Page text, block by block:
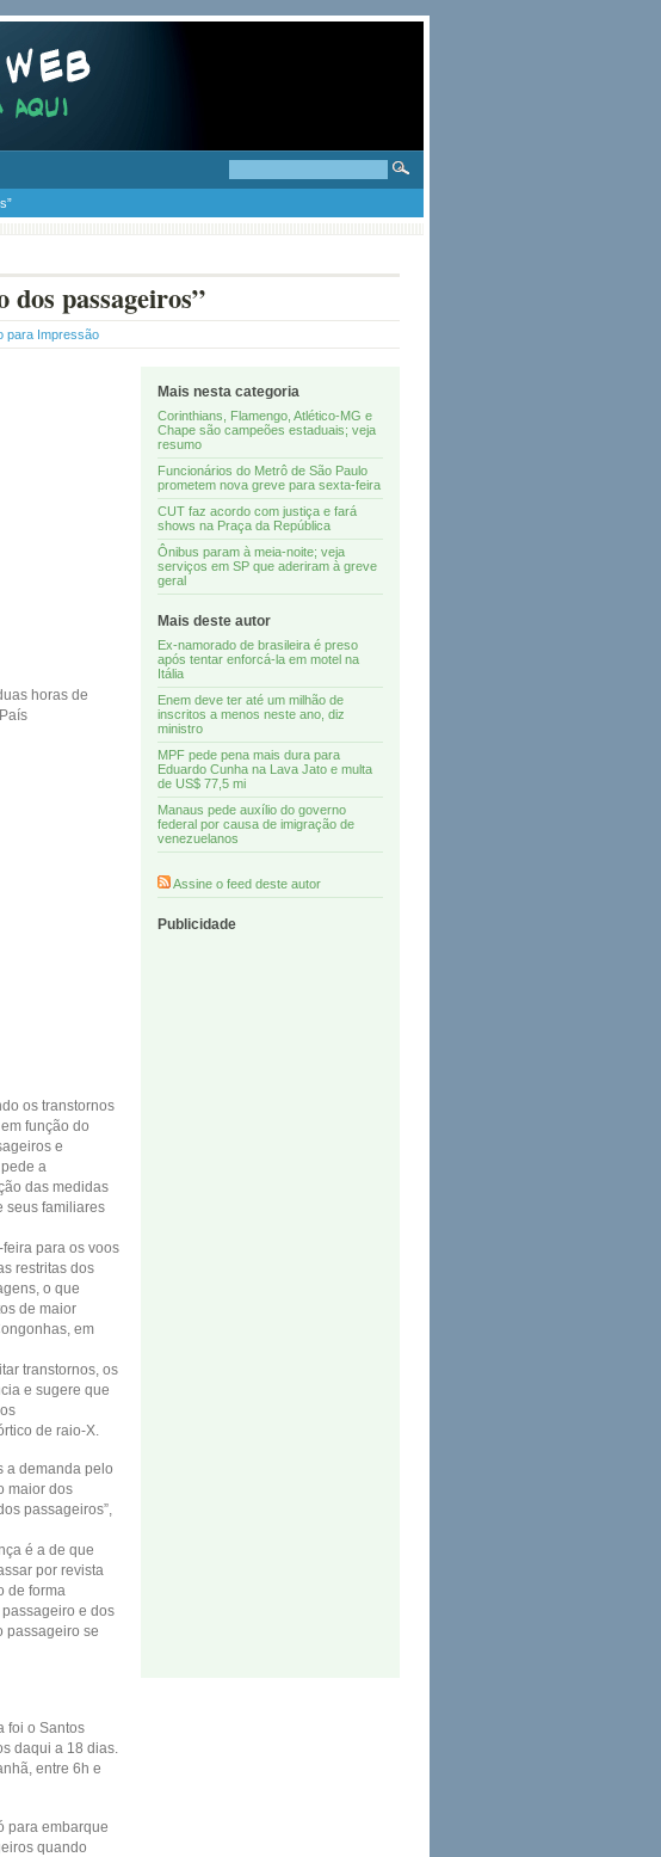
dos passageiros”
para Impressão
horas de
os transtornos
função do
e
a
das medidas
seus familiares
para os voos
restritas dos
o que
de maior
em
transtornos, os
e sugere que
de raio-X.
a demanda pelo
maior dos
passageiros”,
é a de que
por revista
de forma
e dos
passageiro se
foi o Santos
daqui a 18 dias.
entre 6h e
para embarque
quando
Mais nesta categoria
Corinthians, Flamengo, Atlético-MG e
Chape são campeões estaduais; veja
resumo
Funcionários do Metrô de São Paulo
prometem nova greve para sexta-feira
CUT faz acordo com justiça e fará
shows na Praça da República
Ônibus param à meia-noite; veja
serviços em SP que aderiram à greve
geral
Mais deste autor
Ex-namorado de brasileira é preso
após tentar enforcá-la em motel na
Itália
Enem deve ter até um milhão de
inscritos a menos neste ano, diz
ministro
MPF pede pena mais dura para
Eduardo Cunha na Lava Jato e multa
de US$ 77,5 mi
Manaus pede auxílio do governo
federal por causa de imigração de
venezuelanos
Assine o feed deste autor
Publicidade